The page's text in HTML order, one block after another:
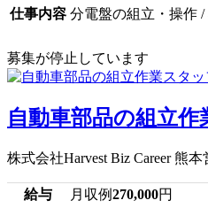
仕事内容 分電盤の組立・操作
募集が停止しています
自動車部品の組立作
株式会社Harvest Biz Career 熊
給与 月収例270,000円